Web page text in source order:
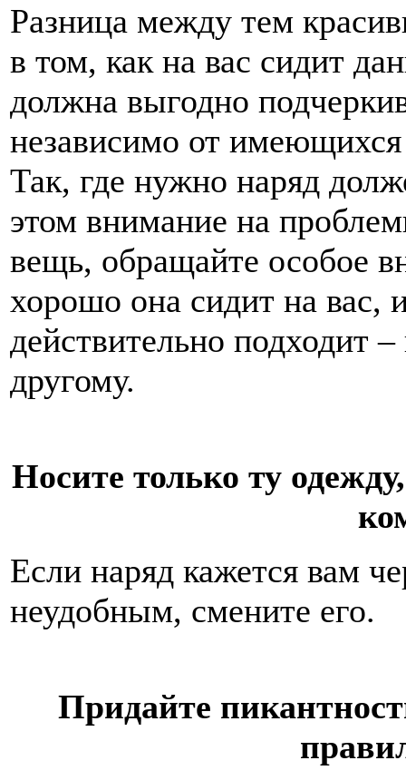
Разница между тем
в том, как на вас сидит
должна выгодно
независимо от имеющихся
Так, где нужно наряд
этом внимание на
вещь, обращайте особое
хорошо она сидит на вас,
действительно подходит
другому.
Носите только ту
Если наряд кажется вам
неудобным, смените его.
Придайте